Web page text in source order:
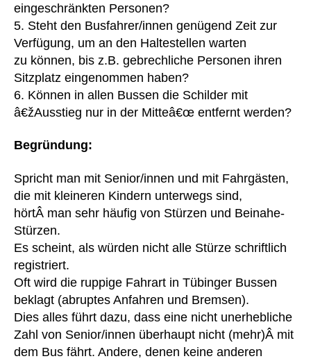
eingeschränkten Personen?
5. Steht den Busfahrer/innen genügend Zeit zur
Verfügung, um an den Haltestellen warten
zu können, bis z.B. gebrechliche Personen ihren
Sitzplatz eingenommen haben?
6. Können in allen Bussen die Schilder mit
â€žAusstieg nur in der Mitteâ€œ entfernt werden?
Begründung:
Spricht man mit Senior/innen und mit Fahrgästen,
die mit kleineren Kindern unterwegs sind,
hörtÂ man sehr häufig von Stürzen und Beinahe-
Stürzen.
Es scheint, als würden nicht alle Stürze schriftlich
registriert.
Oft wird die ruppige Fahrart in Tübinger Bussen
beklagt (abruptes Anfahren und Bremsen).
Dies alles führt dazu, dass eine nicht unerhebliche
Zahl von Senior/innen überhaupt nicht (mehr)Â mit
dem Bus fährt. Andere, denen keine anderen